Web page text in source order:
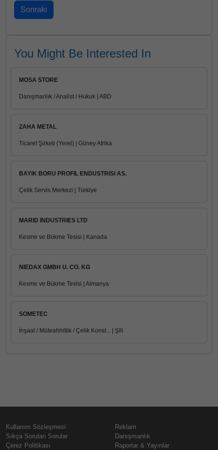
You Might Be Interested In
MOSA STORE
Danışmanlık / Analist / Hukuk | ABD
ZAHA METAL
Ticaret Şirketi (Yerel) | Güney Afrika
BAYIK BORU PROFIL ENDUSTRISI AS.
Çelik Servis Merkezi | Türkiye
MARID INDUSTRIES LTD
Kesme ve Bükme Tesisi | Kanada
NIEDAX GMBH U. CO. KG
Kesme ve Bükme Tesisi | Almanya
SOMETEC
İnşaat / Müteahhitlik / Çelik Konst... | Şili
Kullanım Sözleşmesi
Sıkça Sorulan Sorular
Çerez Politikası
Reklam
Danışmanlık
Raporlar & Yayınlar